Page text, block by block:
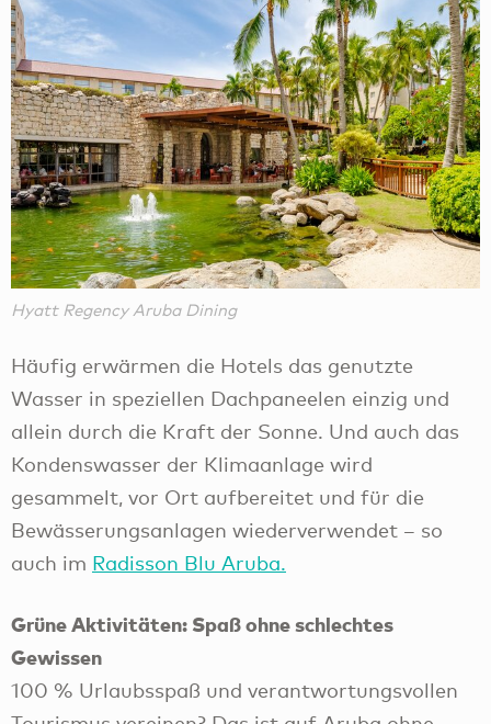
Hyatt Regency Aruba Dining
Häufig erwärmen die Hotels das genutzte
Wasser in speziellen Dachpaneelen einzig und
allein durch die Kraft der Sonne. Und auch das
Kondenswasser der Klimaanlage wird
gesammelt, vor Ort aufbereitet und für die
Bewässerungsanlagen wiederverwendet – so
auch im Radisson Blu Aruba.
Grüne Aktivitäten: Spaß ohne schlechtes
Gewissen
100 % Urlaubsspaß und verantwortungsvollen